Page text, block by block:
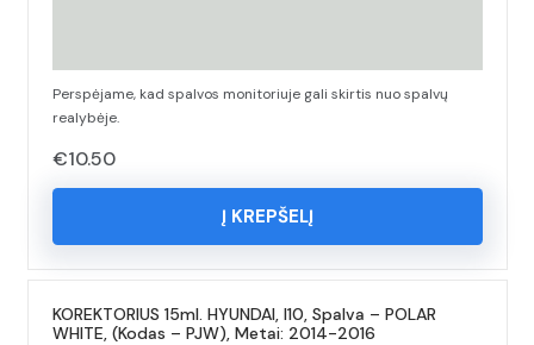
Perspėjame, kad spalvos monitoriuje gali skirtis nuo spalvų
realybėje.
€10.50
Į KREPŠELĮ
KOREKTORIUS 15ml. HYUNDAI, I10, Spalva – POLAR
WHITE, (Kodas – PJW), Metai: 2014-2016